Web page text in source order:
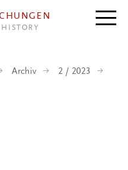
Archiv
2 / 2023